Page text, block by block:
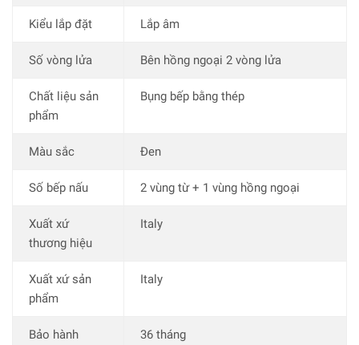
Kiểu lắp đặt Lắp âm
Số vòng lửa Bên hồng ngoại 2 vòng lửa
Chất liệu sản
phẩm
Bụng bếp bằng thép
Màu sắc Đen
Số bếp nấu 2 vùng từ + 1 vùng hồng ngoại
Xuất xứ
thương hiệu
Italy
Xuất xứ sản
phẩm
Italy
Bảo hành
36 tháng